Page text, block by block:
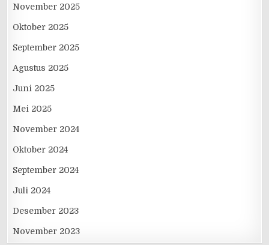
November 2025
Oktober 2025
September 2025
Agustus 2025
Juni 2025
Mei 2025
November 2024
Oktober 2024
September 2024
Juli 2024
Desember 2023
November 2023